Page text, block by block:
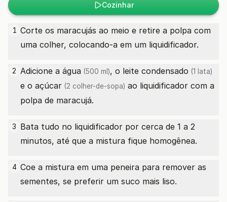
Cozinhar
1 Corte os maracujás ao meio e retire a polpa com
uma colher, colocando-a em um liquidificador.
2 Adicione a água (500 ml), o leite condensado (1 lata)
e o açúcar (2 colher-de-sopa) ao liquidificador com a
polpa de maracujá.
3 Bata tudo no liquidificador por cerca de 1 a 2
minutos, até que a mistura fique homogênea.
4 Coe a mistura em uma peneira para remover as
sementes, se preferir um suco mais liso.